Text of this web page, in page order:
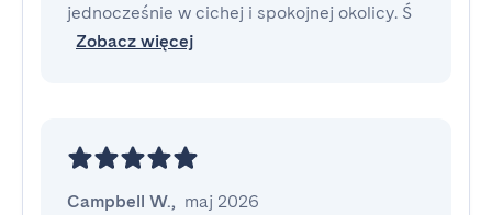
jednocześnie w cichej i spokojnej okolicy. Ś
Zobacz więcej
Campbell W., maj 2026